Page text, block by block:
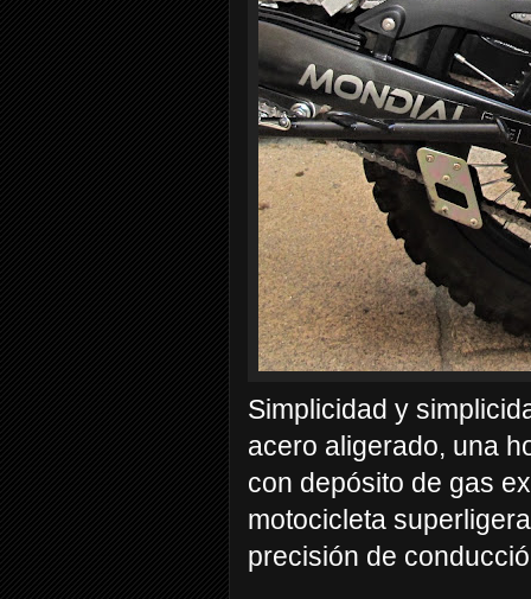
Simplicidad y
acero aligerado, una
con depósito de gas
motocicleta
precisión de